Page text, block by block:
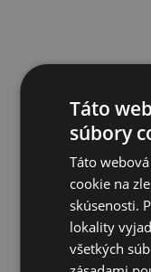
Táto
súbory
Táto
cookie na
skúsenosti.
lokality
všetkých